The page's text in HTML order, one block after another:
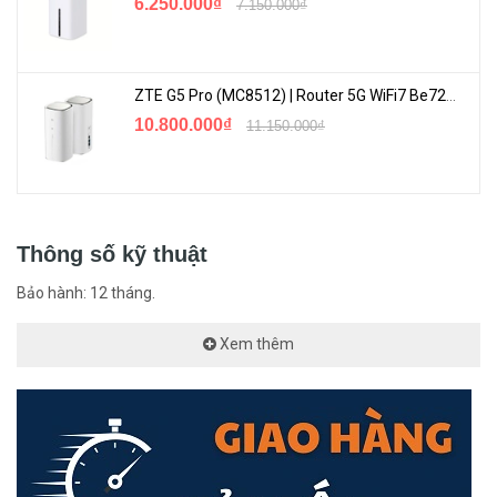
6.250.000₫ 7.150.000₫
10.800.000₫ 11.150.000₫
Thông số kỹ thuật
Bảo hành: 12 tháng.
Xem thêm